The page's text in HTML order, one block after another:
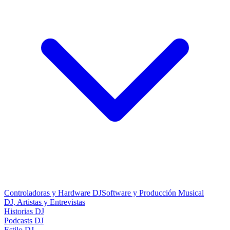
Controladoras y Hardware DJSoftware y Producción Musical
DJ, Artistas y Entrevistas
Historias DJ
Podcasts DJ